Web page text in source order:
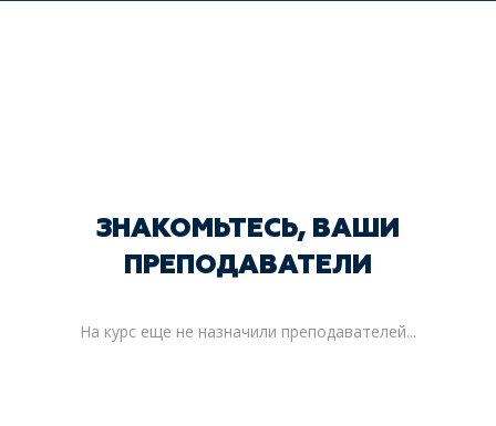
ЗНАКОМЬТЕСЬ, ВАШИ
ПРЕПОДАВАТЕЛИ
На курс еще не назначили преподавателей...